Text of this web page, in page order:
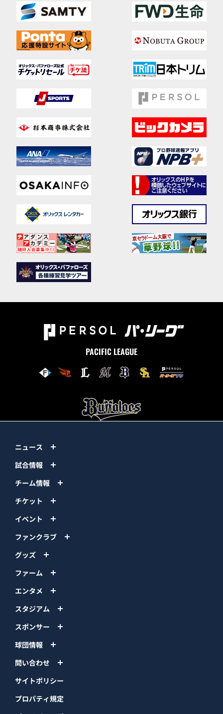
PACIFIC LEAGUE
ニュース
試合情報
チーム情報
チケット
イベント
ファンクラブ
グッズ
ファーム
エンタメ
スタジアム
スポンサー
球団情報
問い合わせ
サイトポリシー
プロパティ規定